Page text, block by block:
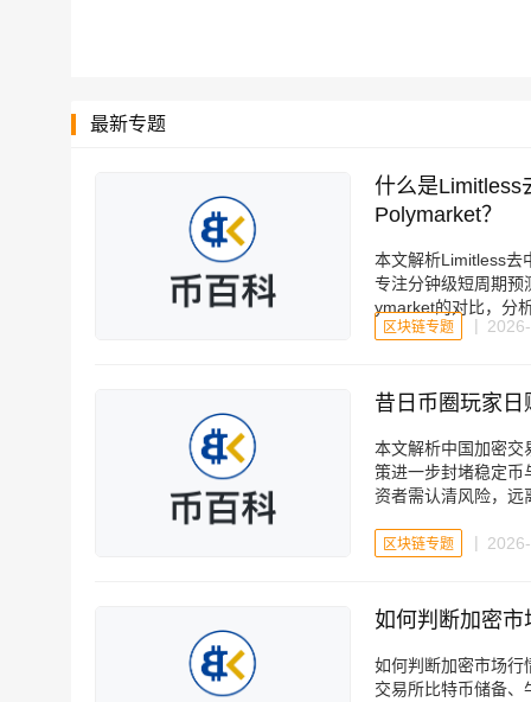
最新专题
什么是Limitless
Polymarket？‌‌‌‌‌‌
本文解析Limitless去
专注分钟级短周期预
ymarket的对比，分
区块链专题
昔日币圈玩家
本文解析中国加密交
策进一步封堵稳定币
资者需认清风险，远
区块链专题
如何判断加密
如何判断加密市场行
交易所比特币储备